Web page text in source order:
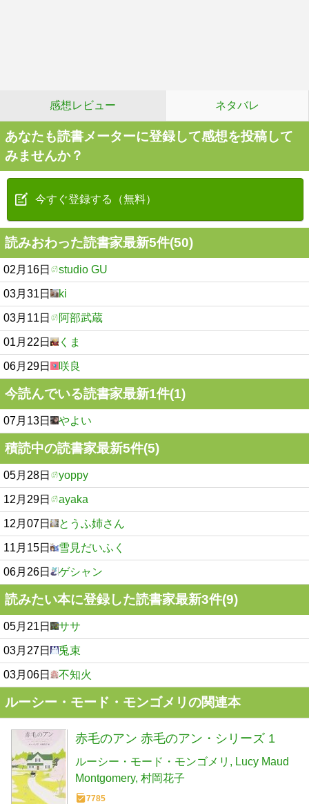
感想レビュー ネタバレ
あなたも読書メーターに登録して感想を投稿して
みませんか？
今すぐ登録する（無料）
読みおわった読書家最新5件(50)
02月16日 studio GU
03月31日 ki
03月11日 阿部武蔵
01月22日 くま
06月29日 咲良
今読んでいる読書家最新1件(1)
07月13日 やよい
積読中の読書家最新5件(5)
05月28日 yoppy
12月29日 ayaka
12月07日 とうふ姉さん
11月15日 雪見だいふく
06月26日 ゲシャン
読みたい本に登録した読書家最新3件(9)
05月21日 ササ
03月27日 兎束
03月06日 不知火
ルーシー・モード・モンゴメリの関連本
赤毛のアン 赤毛のアン・シリーズ 1
ルーシー・モード・モンゴメリ
Lucy Maud
Montgomery 村岡花子
7785